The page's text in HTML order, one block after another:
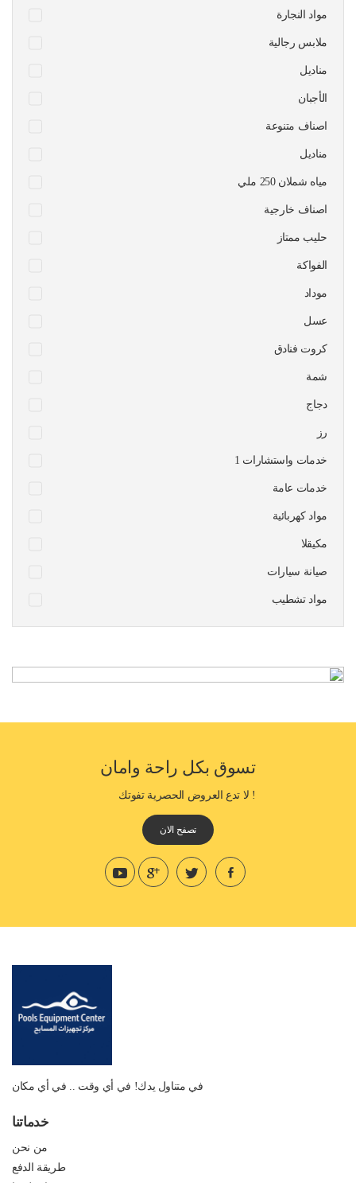
مواد النجارة
ملابس رجالية
مناديل
الأجبان
اصناف متنوعة
مناديل
مياه شملان 250 ملي
اصناف خارجية
حليب ممتاز
الفواكة
موداد
عسل
كروت فنادق
شمة
دجاج
رز
1 خدمات واستشارات
خدمات عامة
مواد كهربائية
مكيقلا
صيانة سيارات
مواد تشطيب
تسوق بكل راحة وامان
! لا تدع العروض الحصرية تفوتك
تصفح الان
في متناول يدك! في أي وقت .. في أي مكان
خدماتنا
من نحن
طريقة الدفع